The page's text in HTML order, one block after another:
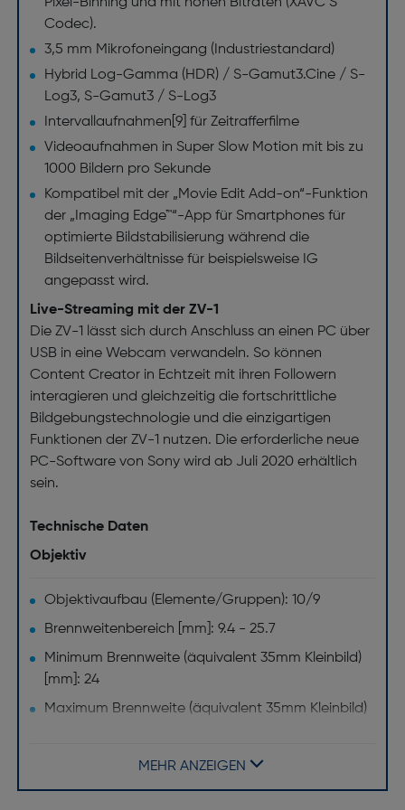
Codec).
3,5 mm Mikrofoneingang (Industriestandard)
Hybrid Log-Gamma (HDR) / S-Gamut3.Cine / S-
Log3, S-Gamut3 / S-Log3
Intervallaufnahmen[9] für Zeitrafferfilme
Videoaufnahmen in Super Slow Motion mit bis zu
1000 Bildern pro Sekunde
Kompatibel mit der „Movie Edit Add-on“-Funktion
der „Imaging Edge™“-App für Smartphones für
optimierte Bildstabilisierung während die
Bildseitenverhältnisse für beispielsweise IG
angepasst wird.
Live-Streaming mit der ZV-1
Die ZV-1 lässt sich durch Anschluss an einen PC über
USB in eine Webcam verwandeln. So können
Content Creator in Echtzeit mit ihren Followern
interagieren und gleichzeitig die fortschrittliche
Bildgebungstechnologie und die einzigartigen
Funktionen der ZV-1 nutzen. Die erforderliche neue
PC-Software von Sony wird ab Juli 2020 erhältlich
sein.
Technische Daten
Objektiv
Objektivaufbau (Elemente/Gruppen): 10/9
Brennweitenbereich [mm]: 9.4 - 25.7
Minimum Brennweite (äquivalent 35mm Kleinbild)
[mm]: 24
Maximum Brennweite (äquivalent 35mm Kleinbild)
Maximale Blendenzahl: 1,8
Digitaler Zoom [x]: 11
MEHR ANZEIGEN